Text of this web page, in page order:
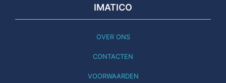
IMATICO
OVER ONS
CONTACTEN
VOORWAARDEN